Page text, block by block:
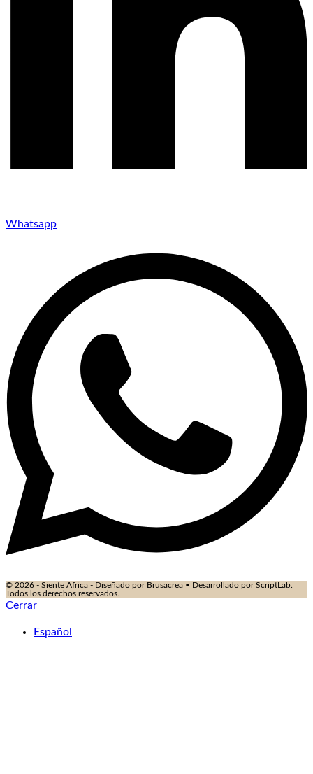
Whatsapp
© 2026 - Siente Africa - Diseñado por Brusacrea • Desarrollado porScriptLab
Todos los derechos reservados.
Cerrar
Español